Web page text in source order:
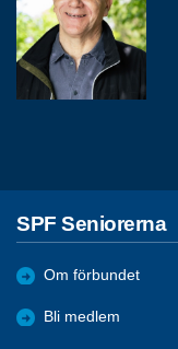
SPF Seniorerna
Om förbundet
Bli medlem